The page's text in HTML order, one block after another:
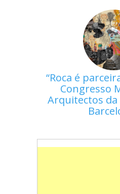
Roca é
Congresso
Arquitectos da